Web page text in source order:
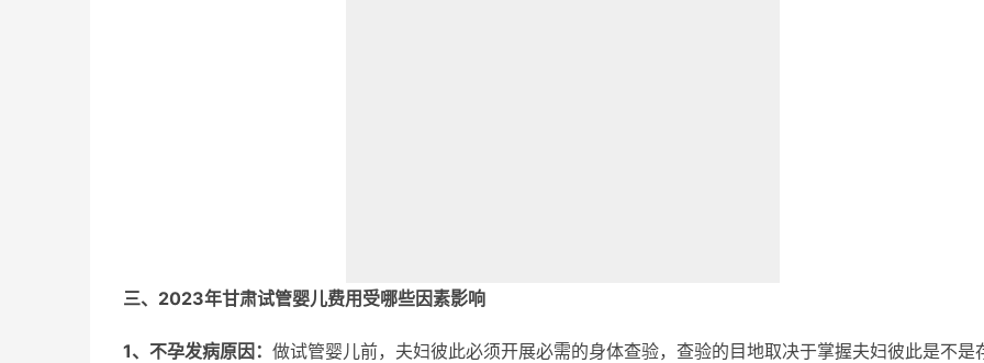
三、2023年甘肃试管婴儿费用受哪些因素影响
1、不孕发病原因： 做试管婴儿前，夫妇彼此必须开展必需的身体查验，查验的目地取决于掌握夫妇彼此是不是